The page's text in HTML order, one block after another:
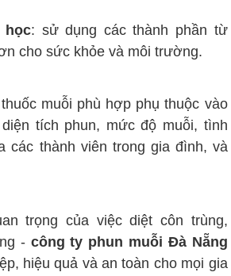
học: sử dụng các thành phần từ
cho sức khỏe và môi trường.
muỗi phù hợp phụ thuộc vào
tích phun, mức độ muỗi, tình
các thành viên trong gia đình, và
của việc diệt côn trùng,
-công ty phun muỗi Đà Nẵng
hiệu quả và an toàn cho mọi gia